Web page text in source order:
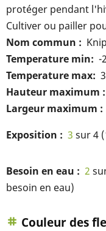
protéger pendant
Cultiver ou pailler
Nom commun
Temperature min
-
Temperature max
Hauteur maximum
Largeur maximum
Exposition
3 sur 4
Besoin en eau 2
besoin en eau)
Couleur des